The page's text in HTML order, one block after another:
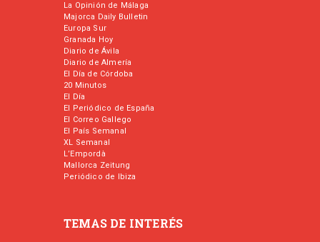
La Opinión de Málaga
Majorca Daily Bulletin
Europa Sur
Granada Hoy
Diario de Ávila
Diario de Almería
El Día de Córdoba
20 Minutos
El Día
El Periódico de España
El Correo Gallego
El País Semanal
XL Semanal
L’Empordà
Mallorca Zeitung
Periódico de Ibiza
TEMAS DE INTERÉS